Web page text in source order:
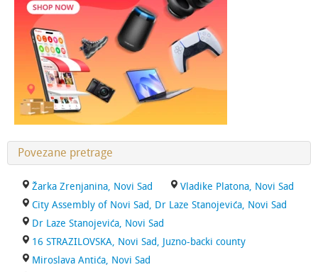
Povezane pretrage
Žarka Zrenjanina, Novi Sad
Vladike Platona, Novi Sad
City Assembly of Novi Sad, Dr Laze Stanojevića, Novi Sad
Dr Laze Stanojevića, Novi Sad
16 STRAZILOVSKA, Novi Sad, Juzno-backi county
Miroslava Antića, Novi Sad